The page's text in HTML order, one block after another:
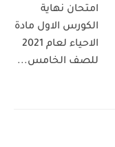
امتحان نهاية
الكورس الاول مادة
الاحياء لعام 2021
للصف الخامس...